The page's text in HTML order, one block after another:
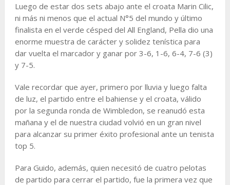
Luego de estar dos sets abajo ante el croata Marin Cilic,
ni más ni menos que el actual N°5 del mundo y último
finalista en el verde césped del All England, Pella dio una
enorme muestra de carácter y solidez tenística para
dar vuelta el marcador y ganar por 3-6, 1-6, 6-4, 7-6 (3)
y 7-5.
Vale recordar que ayer, primero por lluvia y luego falta
de luz, el partido entre el bahiense y el croata, válido
por la segunda ronda de Wimbledon, se reanudó esta
mañana y el de nuestra ciudad volvió en un gran nivel
para alcanzar su primer éxito profesional ante un tenista
top 5.
Para Guido, además, quien necesitó de cuatro pelotas
de partido para cerrar el partido, fue la primera vez que